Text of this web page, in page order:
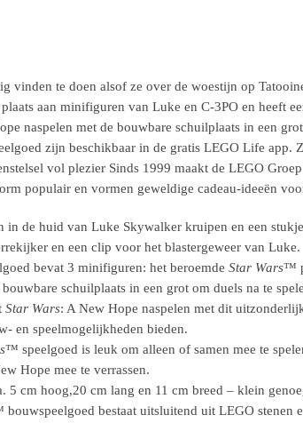
vinden te doen alsof ze over de woestijn op
aan minifiguren van Luke en C-3PO en heeft
naspelen met de bouwbare schuilplaats in een
zijn beschikbaar in de gratis LEGO Life app.
vol plezier Sinds 1999 maakt de LEGO
populair en vormen geweldige cadeau-ideeën
in de huid van Luke Skywalker kruipen en een
en een clip voor het blastergeweer van Luke.
bevat 3 minifiguren: het beroemde Star Wars™
schuilplaats in een grot om duels na te
Star Wars: A New Hope naspelen met dit
en speelmogelijkheden bieden.
™ speelgoed is leuk om alleen of samen mee te
Hope mee te verrassen.
5 cm hoog,20 cm lang en 11 cm breed – klein
bestaat uitsluitend uit LEGO stenen